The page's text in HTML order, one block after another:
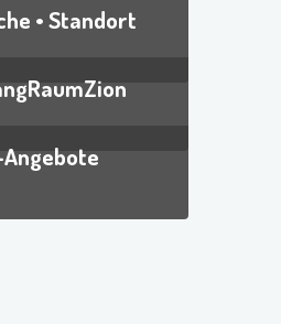
• Standort